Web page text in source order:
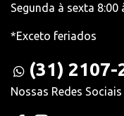
Segunda à sexta 8:00
*Exceto feriados
(31) 2107-
Nossas Redes Sociais